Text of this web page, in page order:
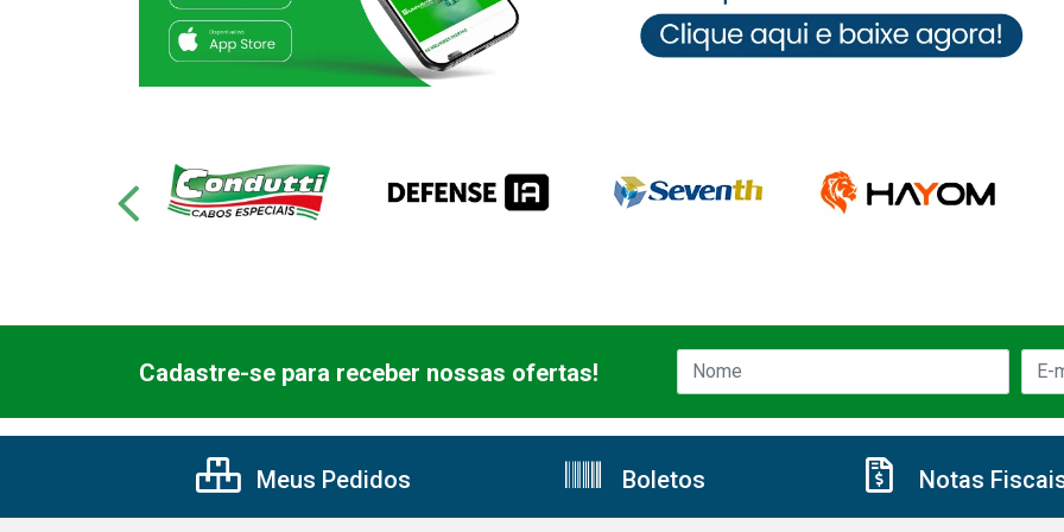
Cadastre-se para receber nossas ofertas!
Meus Pedidos Boletos Notas